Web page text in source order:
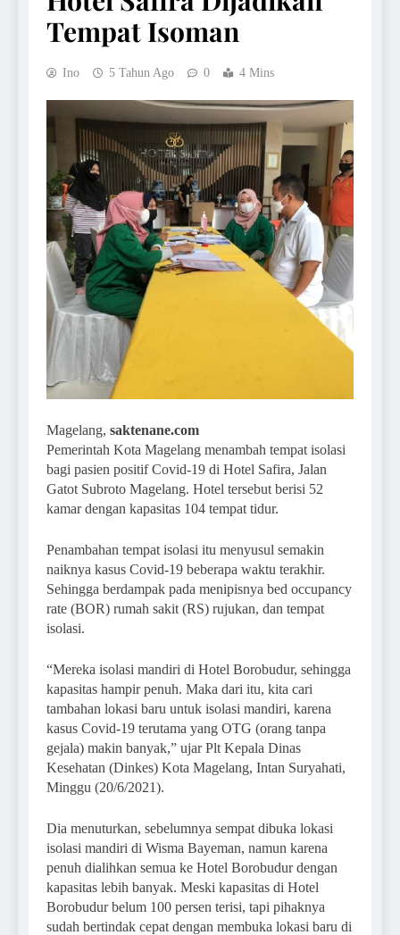
Tempat Isoman
Ino 5 Tahun Ago 0 4 Mins
Magelang, saktenane.com
Pemerintah Kota Magelang menambah tempat isolasi
bagi pasien positif Covid-19 di Hotel Safira, Jalan
Gatot Subroto Magelang. Hotel tersebut berisi 52
kamar dengan kapasitas 104 tempat tidur.
Penambahan tempat isolasi itu menyusul semakin
naiknya kasus Covid-19 beberapa waktu terakhir.
Sehingga berdampak pada menipisnya bed occupancy
rate (BOR) rumah sakit (RS) rujukan, dan tempat
isolasi.
“Mereka isolasi mandiri di Hotel Borobudur, sehingga
kapasitas hampir penuh. Maka dari itu, kita cari
tambahan lokasi baru untuk isolasi mandiri, karena
kasus Covid-19 terutama yang OTG (orang tanpa
gejala) makin banyak,” ujar Plt Kepala Dinas
Kesehatan (Dinkes) Kota Magelang, Intan Suryahati,
Minggu (20/6/2021).
Dia menuturkan, sebelumnya sempat dibuka lokasi
isolasi mandiri di Wisma Bayeman, namun karena
penuh dialihkan semua ke Hotel Borobudur dengan
kapasitas lebih banyak. Meski kapasitas di Hotel
Borobudur belum 100 persen terisi, tapi pihaknya
sudah bertindak cepat dengan membuka lokasi baru di